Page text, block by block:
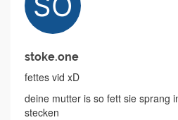
stoke.one
fettes vid xD
deine mutter is so fett sie sprang
stecken